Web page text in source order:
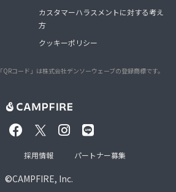
カスタマーハラスメントに対する考え
方
クッキーポリシー
「QRコード」は株式会社デンソーウェーブの登録商標です。
©CAMPFIRE, Inc.
採用情報 パートナー募集